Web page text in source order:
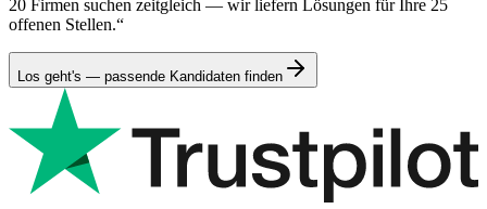
20 Firmen suchen zeitgleich — wir liefern Lösungen für Ihre 25
offenen Stellen.“
Los geht's — passende Kandidaten finden